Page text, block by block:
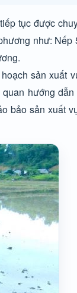
tục được
như: Nếp
sản xuất
hướng
bảo sản xuất